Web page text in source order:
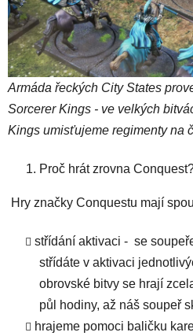
Armáda řeckých City States
Sorcerer Kings - ve velkých
Kings umisťujeme regimenty na
Proč hrát zrovna
Hry značky Conquestu mají
střídání aktivaci - se
střídáte v aktivaci
obrovské bitvy se hrají
půl hodiny, až náš soupeř
hrajeme pomoci baličku